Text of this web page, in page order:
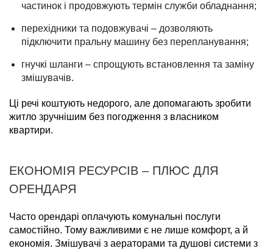
частинок і продовжують термін служби обладнання;
перехідники та подовжувачі – дозволяють
підключити пральну машину без перепланування;
гнучкі шланги – спрощують встановлення та заміну
змішувачів.
Ці речі коштують недорого, але допомагають зробити
житло зручнішим без погодження з власником
квартири.
ЕКОНОМІЯ РЕСУРСІВ – ПЛЮС ДЛЯ
ОРЕНДАРЯ
Часто орендарі оплачують комунальні послуги
самостійно. Тому важливими є не лише комфорт, а й
економія. Змішувачі з аераторами та душові системи з